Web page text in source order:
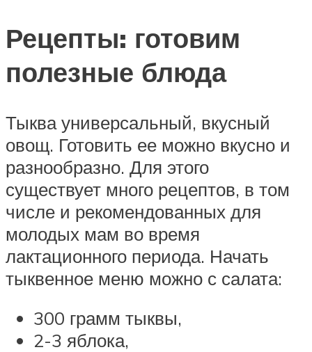
Рецепты: готовим
полезные блюда
Тыква универсальный, вкусный
овощ. Готовить ее можно вкусно и
разнообразно. Для этого
существует много рецептов, в том
числе и рекомендованных для
молодых мам во время
лактационного периода. Начать
тыквенное меню можно с салата:
300 грамм тыквы,
2-3 яблока,